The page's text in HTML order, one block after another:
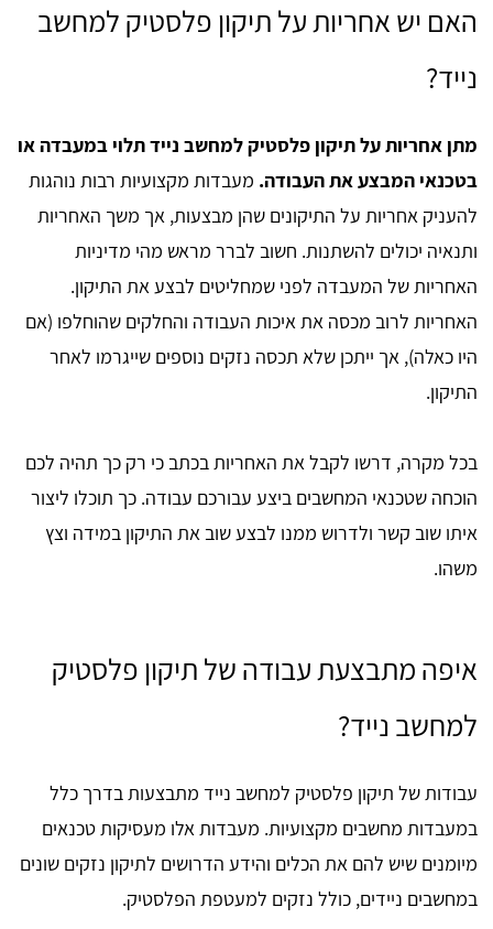
האם יש אחריות על תיקון פלסטיק למחשב
נייד?
מתן אחריות על תיקון פלסטיק למחשב נייד תלוי במעבדה או
בטכנאי המבצע את העבודה. מעבדות מקצועיות רבות נוהגות
להעניק אחריות על התיקונים שהן מבצעות, אך משך האחריות
ותנאיה יכולים להשתנות. חשוב לברר מראש מהי מדיניות
האחריות של המעבדה לפני שמחליטים לבצע את התיקון.
האחריות לרוב מכסה את איכות העבודה והחלקים שהוחלפו (אם
היו כאלה), אך ייתכן שלא תכסה נזקים נוספים שייגרמו לאחר
התיקון.
בכל מקרה, דרשו לקבל את האחריות בכתב כי רק כך תהיה לכם
הוכחה שטכנאי המחשבים ביצע עבורכם עבודה. כך תוכלו ליצור
איתו שוב קשר ולדרוש ממנו לבצע שוב את התיקון במידה וצץ
משהו.
איפה מתבצעת עבודה של תיקון פלסטיק
למחשב נייד?
עבודות של תיקון פלסטיק למחשב נייד מתבצעות בדרך כלל
במעבדות מחשבים מקצועיות. מעבדות אלו מעסיקות טכנאים
מיומנים שיש להם את הכלים והידע הדרושים לתיקון נזקים שונים
במחשבים ניידים, כולל נזקים למעטפת הפלסטיק.